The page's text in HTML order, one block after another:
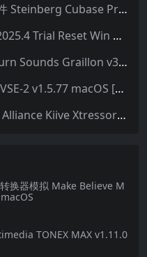
专业顶级音乐制作宿主软件 Steinberg Cubase Pro 14 v14.0.32 VR/R2R 原厂音源内含安装教程 [WiN MAC]（80GB+）
Avid Sibelius Ultimate v2025.4 Trial Reset Win 无限试用版 乐谱软件 西贝柳斯 MAC含音色库25G
实时人声变声器插件 Auburn Sounds Graillon v3.1.1 macOS
母带插件 Vertigo Sound VSE-2 v1.5.77 macOS [HCiSO]
插件联盟压缩插件 Plugin Alliance Kiive Xtressor v1.0.1 WIN MAC
换器模拟 Make Believe M
TONEX MAX v1.11.0